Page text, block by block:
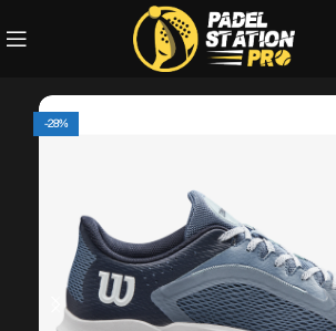
-28%